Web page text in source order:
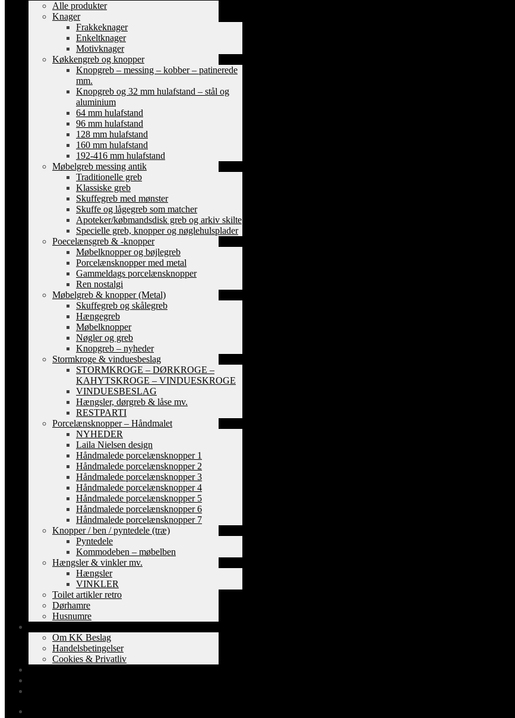
Alle produkter
Knager
Frakkeknager
Enkeltknager
Motivknager
Køkkengreb og knopper
Knopgreb – messing – kobber – patinerede
mm.
Knopgreb og 32 mm hulafstand – stål og
aluminium
64 mm hulafstand
96 mm hulafstand
128 mm hulafstand
160 mm hulafstand
192-416 mm hulafstand
Møbelgreb messing antik
Traditionelle greb
Klassiske greb
Skuffegreb med mønster
Skuffe og lågegreb som matcher
Apoteker/købmandsdisk greb og arkiv skilte
Specielle greb, knopper og nøglehulsplader
Poecelænsgreb & -knopper
Møbelknopper og bøjlegreb
Porcelænsknopper med metal
Gammeldags porcelænsknopper
Ren nostalgi
Møbelgreb & knopper (Metal)
Skuffegreb og skålegreb
Hængegreb
Møbelknopper
Nøgler og greb
Knopgreb – nyheder
Stormkroge & vinduesbeslag
STORMKROGE – DØRKROGE –
KAHYTSKROGE – VINDUESKROGE
VINDUESBESLAG
Hængsler, dørgreb & låse mv.
RESTPARTI
Porcelænsknopper – Håndmalet
NYHEDER
Laila Nielsen design
Håndmalede porcelænsknopper 1
Håndmalede porcelænsknopper 2
Håndmalede porcelænsknopper 3
Håndmalede porcelænsknopper 4
Håndmalede porcelænsknopper 5
Håndmalede porcelænsknopper 6
Håndmalede porcelænsknopper 7
Knopper / ben / pyntedele (træ)
Pyntedele
Kommodeben – møbelben
Hængsler & vinkler mv.
Hængsler
VINKLER
Toilet artikler retro
Dørhamre
Husnumre
Om KK Beslag
Handelsbetingelser
Cookies & Privatliv